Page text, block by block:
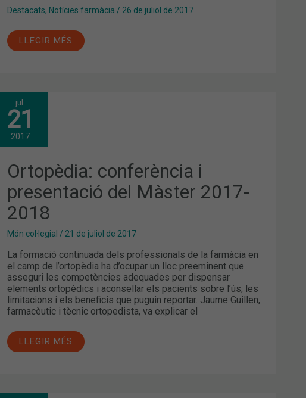
Destacats, Notícies farmàcia / 26 de juliol de 2017
DE
ELS
TEMES
LLEGIR MÉS
jul.
21
2017
Ortopèdia: conferència i
presentació del Màster 2017-
2018
Món col·legial / 21 de juliol de 2017
La formació continuada dels professionals de la farmàcia en
el camp de l’ortopèdia ha d’ocupar un lloc preeminent que
asseguri les competències adequades per dispensar
elements ortopèdics i aconsellar els pacients sobre l’ús, les
limitacions i els beneficis que puguin reportar. Jaume Guillen,
farmacèutic i tècnic ortopedista, va explicar el
ORTOPÈDIA:
CONFERÈNCIA
I
PRESENTACIÓ
DEL
2017-
2018
LLEGIR MÉS